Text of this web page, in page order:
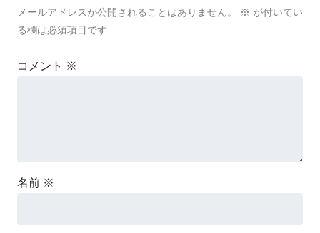
メールアドレスが公開されることはありません。 ※ が付いてい
る欄は必須項目です
コメント ※
名前 ※